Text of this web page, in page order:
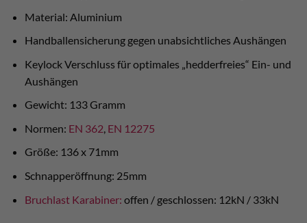
Material: Aluminium
Handballensicherung gegen unabsichtliches Aushängen
Keylock Verschluss für optimales „hedderfreies“ Ein- und
Aushängen
Gewicht: 133 Gramm
Normen: EN 362, EN 12275
Größe: 136 x 71mm
Schnapperöffnung: 25mm
Bruchlast Karabiner: offen / geschlossen: 12kN / 33kN